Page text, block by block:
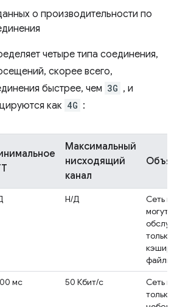
о производительности по
четыре типа соединения,
скорее всего,
быстрее, чем 3G , и
как 4G :
Максимальный
нисходящий
канал
Н/Д
Сеть
могут
только
файлы.
мс 50 Кбит/с
Сеть
только